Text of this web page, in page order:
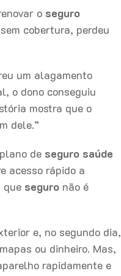
o seguro
cobertura, perdeu
um alagamento
o dono conseguiu
mostra que o
dele.”
de seguro saúde
acesso rápido a
que seguro não é
e, no segundo dia,
ou dinheiro. Mas,
rapidamente e